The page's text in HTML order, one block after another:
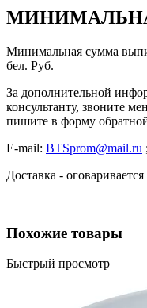
Минимальная сумма
бел. Руб.
За дополнительной
консультанту, звоните
пишите в форму
E-mail: BTSprom@mail.ru ;
Доставка -
Похожие товары
Быстрый просмотр